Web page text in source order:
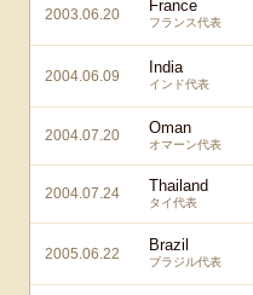
2003.06.20 France
フランス代表
2004.06.09 India
インド代表
2004.07.20 Oman
オマーン代表
2004.07.24 Thailand
タイ代表
2005.06.22 Brazil
ブラジル代表